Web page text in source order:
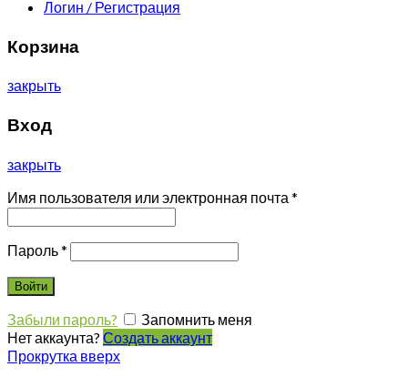
Логин / Регистрация
Корзина
закрыть
Вход
закрыть
Имя пользователя или электронная почта *
Пароль*
Войти
Забыли пароль?
Запомнить меня
Нет аккаунта? Создать аккаунт
Прокрутка вверх